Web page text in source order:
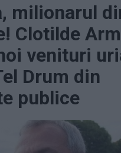
milionarul
Clotilde
venituri
Drum din
publice